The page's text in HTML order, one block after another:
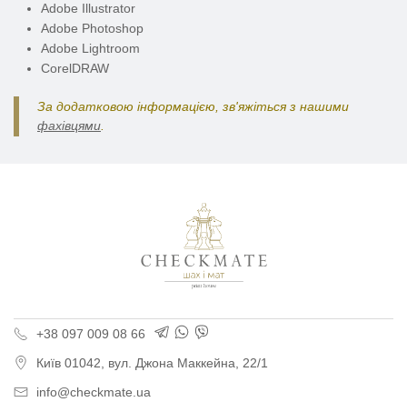
Adobe Illustrator
Adobe Photoshop
Adobe Lightroom
CorelDRAW
За додатковою інформацією, зв'яжіться з нашими
фахівцями.
+38 097 009 08 66
Київ 01042, вул. Джона Маккейна, 22/1
info@checkmate.ua